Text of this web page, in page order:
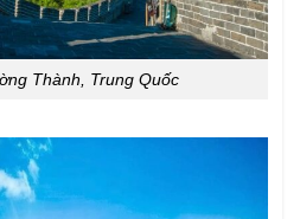
Thành, Trung Quốc